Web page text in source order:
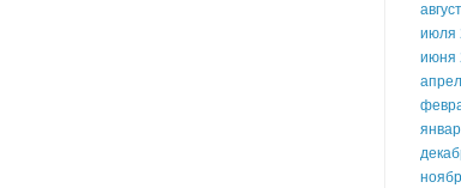
июля
июня